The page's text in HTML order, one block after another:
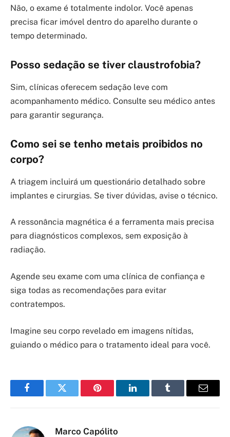
Não, o exame é totalmente indolor. Você apenas
precisa ficar imóvel dentro do aparelho durante o
tempo determinado.
Posso sedação se tiver claustrofobia?
Sim, clínicas oferecem sedação leve com
acompanhamento médico. Consulte seu médico antes
para garantir segurança.
Como sei se tenho metais proibidos no
corpo?
A triagem incluirá um questionário detalhado sobre
implantes e cirurgias. Se tiver dúvidas, avise o técnico.
A ressonância magnética é a ferramenta mais precisa
para diagnósticos complexos, sem exposição à
radiação.
Agende seu exame com uma clínica de confiança e
siga todas as recomendações para evitar
contratempos.
Imagine seu corpo revelado em imagens nítidas,
guiando o médico para o tratamento ideal para você.
FacebookTwitter Pinterest LinkedInTumblr Email
Marco Capólito